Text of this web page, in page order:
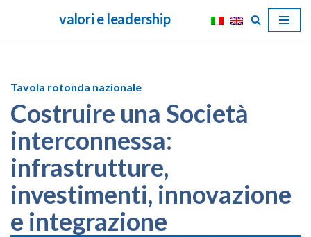
valori e leadership
Tavola rotonda nazionale
Costruire una Società
interconnessa:
infrastrutture,
investimenti, innovazione
e integrazione